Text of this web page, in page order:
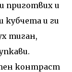
приготвих и
кубчета и ги
тиган,
контраст